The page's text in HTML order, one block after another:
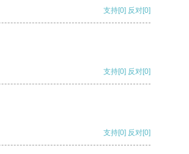
支持[0] 反对[0]
支持[0] 反对[0]
支持[0] 反对[0]